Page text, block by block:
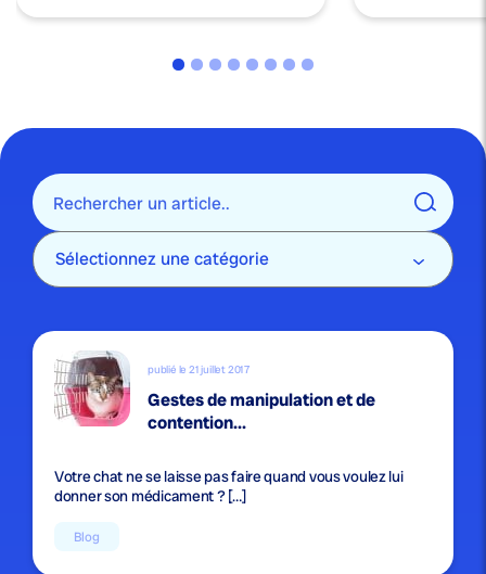
publié le 21 juillet 2017
Gestes de manipulation et de
contention...
Votre chat ne se laisse pas faire quand vous voulez lui
donner son médicament ? […]
Blog